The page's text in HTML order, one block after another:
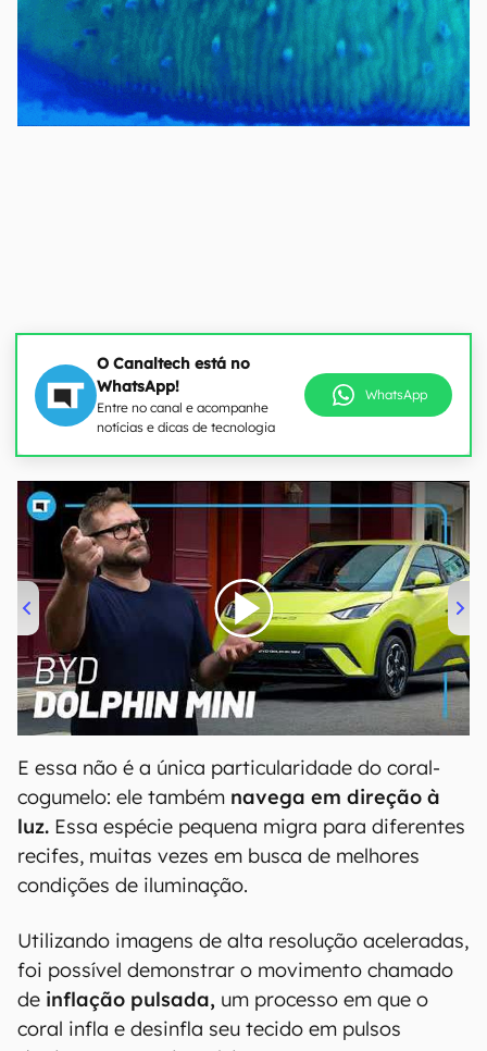
O Canaltech está no
WhatsApp!
Entre no canal e acompanhe
notícias e dicas de tecnologia
WhatsApp
00:00/04:07
E essa não é a única particularidade do coral-
cogumelo: ele também navega em direção à
luz. Essa espécie pequena migra para diferentes
recifes, muitas vezes em busca de melhores
condições de iluminação.
Utilizando imagens de alta resolução aceleradas,
foi possível demonstrar o movimento chamado
de inflação pulsada, um processo em que o
coral infla e desinfla seu tecido em pulsos